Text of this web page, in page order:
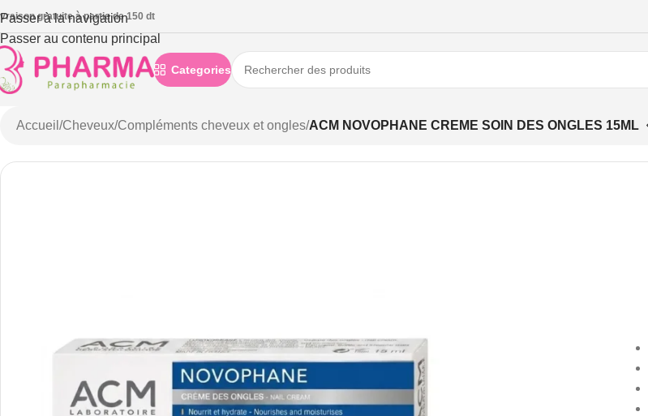
Passer à la navigation
Passer au contenu principal
gratuite à partie de 150 dt
Categories
Accueil /Cheveux/Compléments cheveux et ongles/ACM NOVOPHANE CREME SOIN DES ONGLES 15ML